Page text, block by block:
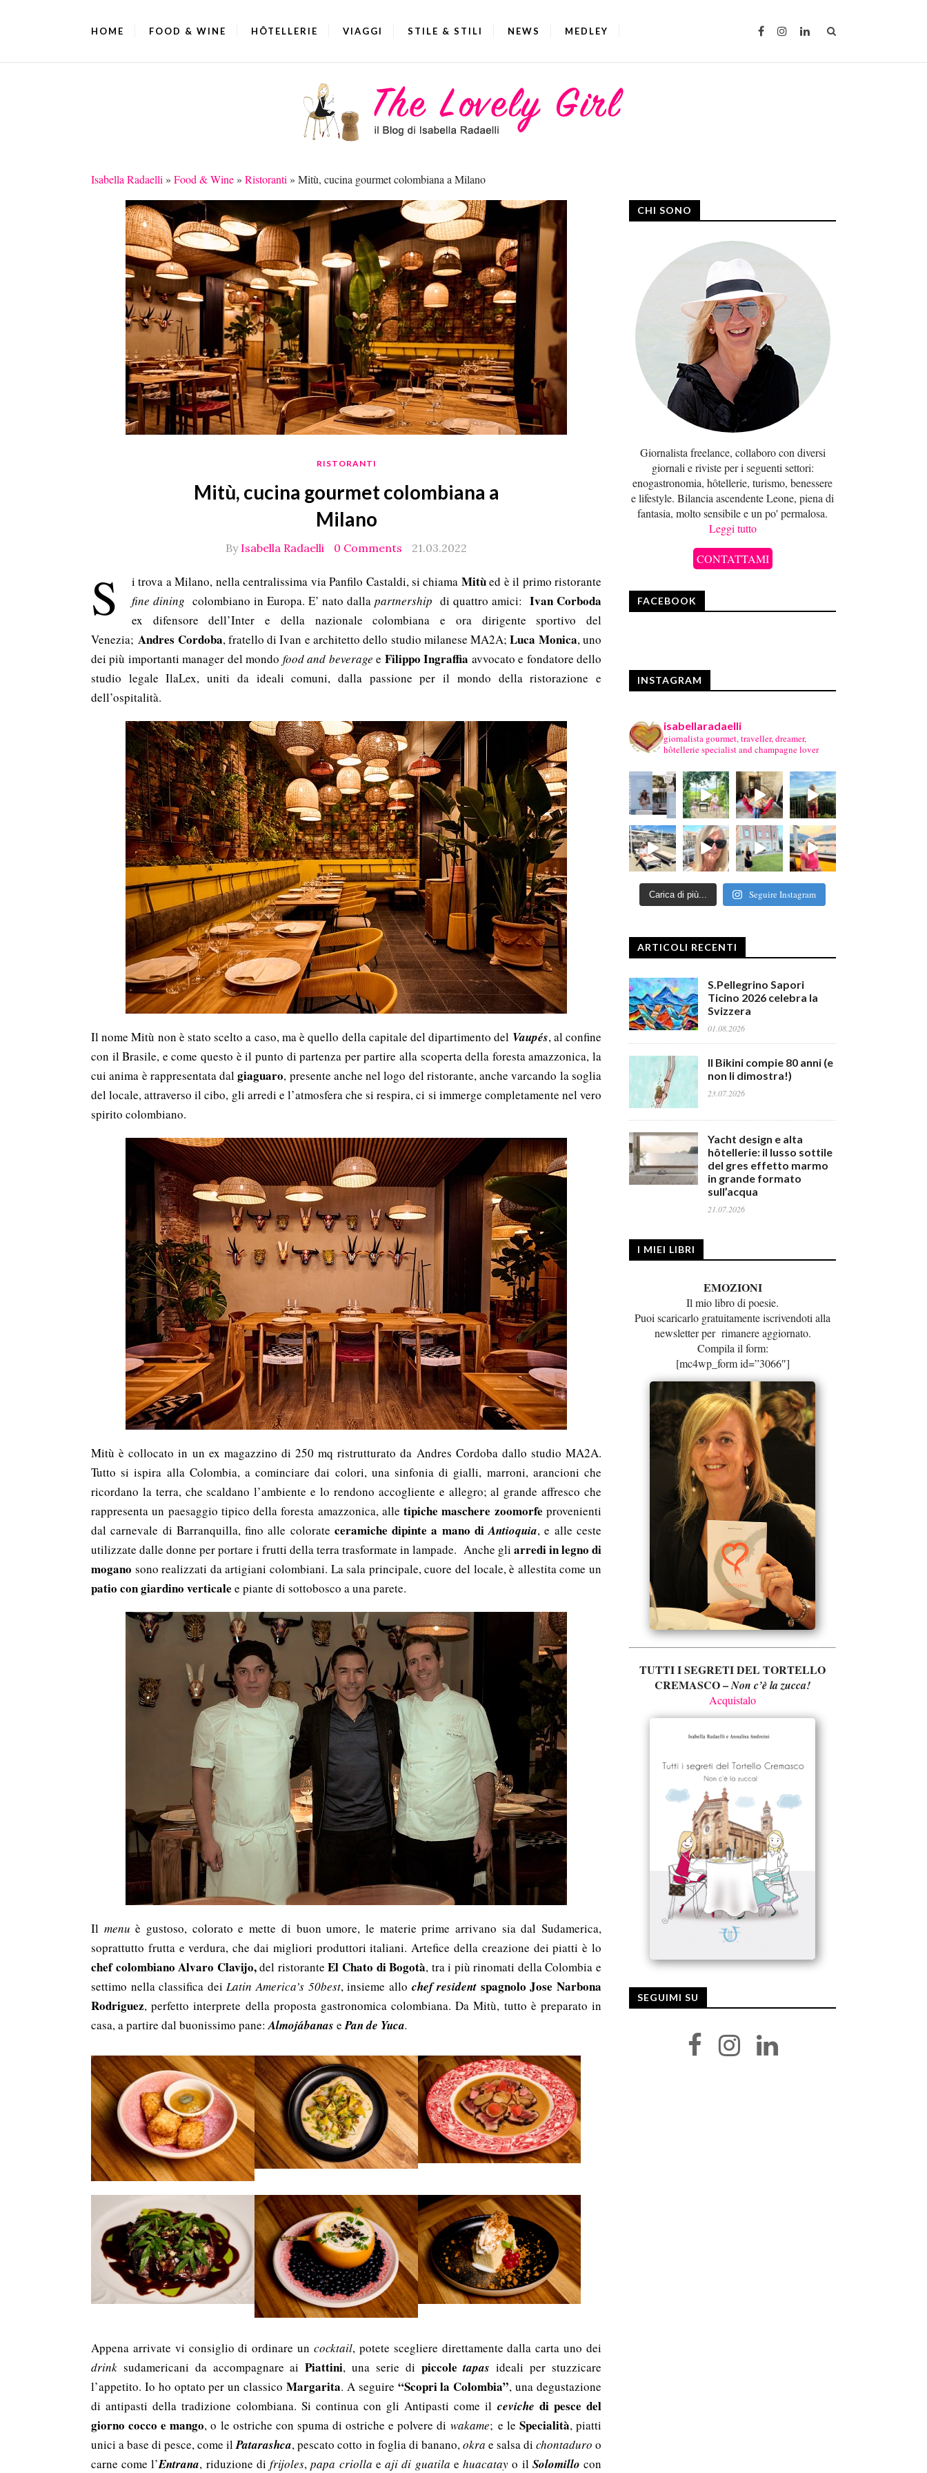
HOME FOOD & WINE HÔTELLERIE VIAGGI STILE & STILI NEWS MEDLEY
Isabella Radaelli » Food & Wine» Ristoranti » Mitù, cucina gourmet colombiana a Milano
RISTORANTI
Mitù, cucina gourmet colombiana a
Milano
By Isabella Radaelli 0 Comments 21.03.2022
S i trova a Milano, nella centralissima via Panfilo Castaldi, si chiama Mitùed è il primo ristorante
fine dining colombiano in Europa. E’ nato dalla partnership di quattro amici: Ivan Corboda
ex difensore dell’Inter e della nazionale colombiana e ora dirigente sportivo del
Venezia; Andres Cordoba, fratello di Ivan e architetto dello studio milanese MA2A;Luca Monica, uno
dei più importanti manager del mondo food and beverage e Filippo Ingraffia avvocato e fondatore dello
studio legale IlaLex, uniti da ideali comuni, dalla passione per il mondo della ristorazione e
dell’ospitalità.
Il nome Mitù non è stato scelto a caso, ma è quello della capitale del dipartimento del Vaupés, al confine
con il Brasile, e come questo è il punto di partenza per partire alla scoperta della foresta amazzonica, la
cui anima è rappresentata dalgiaguaro, presente anche nel logo del ristorante, anche varcando la soglia
del locale,attraverso il cibo, gli arredi e l’atmosfera che si respira, ci si immerge completamente nel vero
spirito colombiano.
Mitù è collocato in un ex magazzino di 250 mq ristrutturato da Andres Cordoba dallo studio MA2A.
Tutto si ispira alla Colombia, a cominciare dai colori, una sinfonia di gialli, marroni, arancioni che
ricordano la terra, che scaldano l’ambiente e lo rendono accogliente e allegro; al grande affresco che
rappresenta un paesaggio tipico della foresta amazzonica, alletipiche maschere zoomorfe provenienti
dal carnevale di Barranquilla, fino alle colorate ceramiche dipinte a mano diAntioquia, e alle ceste
utilizzate dalle donne per portare i frutti della terra trasformate in lampade. Anche gli arredi in legno di
mogano sono realizzati da artigiani colombiani. La sala principale, cuore del locale, è allestita come un
patio con giardino verticale e piante di sottobosco a una parete.
Il menu è gustoso, colorato e mette di buon umore, le materie prime arrivano sia dal Sudamerica,
soprattutto frutta e verdura, che dai migliori produttori italiani. Artefice della creazione dei piatti è lo
chef colombiano Alvaro Clavijo,del ristorante El Chato di Bogotà, tra i più rinomati della Colombia e
settimo nella classifica deiLatin America’s 50best, insieme allo chef resident spagnolo Jose Narbona
Rodriguez, perfetto interprete della proposta gastronomica colombiana. Da Mitù, tutto è preparato in
casa, a partire dal buonissimo pane:Almojábanas ePan de Yuca.
Appena arrivate vi consiglio di ordinare un cocktail, potete scegliere direttamente dalla carta uno dei
drink sudamericani da accompagnare aiPiattini, una serie di piccoletapas ideali per stuzzicare
l’appetito. Io ho optato per un classico Margarita. A seguire “Scopri la Colombia”, una degustazione
di antipasti della tradizione colombiana. Si continua con gli Antipasti come il ceviche di pesce del
giorno cocco e mango, o le ostriche con spuma di ostriche e polvere di wakame; e le Specialità, piatti
unici a base di pesce, come ilPatarashca, pescato cotto in foglia di banano,okra e salsa di chontaduro o
carne come l’Entrana, riduzione difrijoles,papa criolla eaji di guatila ehuacatay o il Solomillo con
CHI SONO
Giornalista freelance, collaboro con diversi
giornali e riviste per i seguenti settori:
enogastronomia, hôtellerie, turismo, benessere
e lifestyle. Bilancia ascendente Leone, piena di
fantasia, molto sensibile e un po' permalosa.
Leggi tutto
CONTATTAMI
FACEBOOK
INSTAGRAM
isabellaradaelli
giornalista gourmet, traveller, dreamer,
hôtellerie specialist and champagne lover
Carica di più... Seguire Instagram
ARTICOLI RECENTI
S.Pellegrino Sapori
Ticino 2026 celebra la
Svizzera
01.08.2026
Il Bikini compie 80 anni (e
non li dimostra!)
23.07.2026
Yacht design e alta
hôtellerie: il lusso sottile
del gres effetto marmo
in grande formato
sull’acqua
21.07.2026
I MIEI LIBRI
EMOZIONI
Il mio libro di poesie.
Puoi scaricarlo gratuitamente iscrivendoti alla
newsletter per rimanere aggiornato.
Compila il form:
[mc4wp_form id=”3066″]
TUTTI I SEGRETI DEL TORTELLO
CREMASCO –Non c’è la zucca!
Acquistalo
SEGUIMI SU